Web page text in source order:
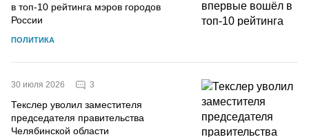
в топ-10 рейтинга мэров городов
России
ПОЛИТИКА
30 июля 2026 3
Текслер уволил заместителя
председателя правительства
Челябинской области